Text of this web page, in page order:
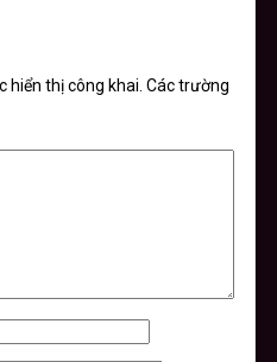
hiển thị công khai. Các trường